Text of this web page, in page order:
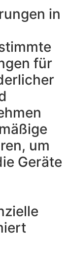
in
für
um
Geräte